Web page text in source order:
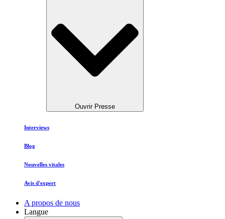
Ouvrir Presse
Interviews
Blog
Nouvelles vitales
Avis d'expert
A propos de nous
Langue